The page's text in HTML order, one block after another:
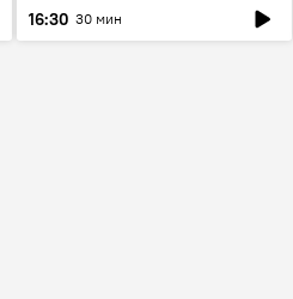
16:30 30 мин